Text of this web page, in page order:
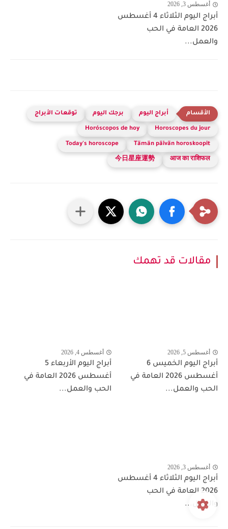
أغسطس 3, 2026
أبراج اليوم الثلاثاء 4 أغسطس
2026 العامة في الحب
والعمل...
أبراج اليوم برجك اليوم توقعات الأبراج
Horoscopes du jour
Horóscopos de hoy
Tämän päivän horoskoopit
Today's horoscope
आज का राशिफल
今日星座運勢
مقالات قد تهمك
أغسطس 5, 2026
أبراج اليوم الخميس 6
أغسطس 2026 العامة في
الحب والعمل...
أغسطس 4, 2026
أبراج اليوم الأربعاء 5
أغسطس 2026 العامة في
الحب والعمل...
أغسطس 3, 2026
أبراج اليوم الثلاثاء 4 أغسطس
2026 العامة في الحب
والعمل...